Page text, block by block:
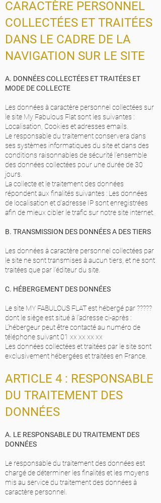
CARACTÈRE PERSONNEL
COLLECTÉES ET TRAITÉES
DANS LE CADRE DE LA
NAVIGATION SUR LE SITE
A. DONNÉES COLLECTÉES ET TRAITÉES ET
MODE DE COLLECTE
Les données à caractère personnel collectées sur
le site My Fabulous Flat sont les suivantes :
Localisation, Cookies et adresses emails.
Le responsable du traitement conservera dans
ses systèmes informatiques du site et dans des
conditions raisonnables de sécurité l’ensemble
des données collectées pour une durée de 30
jours.
La collecte et le traitement des données
répondent aux finalités suivantes : Les données
de localisation et d’adresse IP sont enregistrées
afin de mieux cibler le trafic sur notre site internet.
B. TRANSMISSION DES DONNÉES A DES TIERS
Les données à caractère personnel collectées par
le site ne sont transmises à aucun tiers, et ne sont
traitées que par l’éditeur du site.
C. HÉBERGEMENT DES DONNÉES
Le site MY FABULOUS FLAT est hébergé par ?????
dont le siège est situé à l’adresse ci-après :
L’hébergeur peut être contacté au numéro de
téléphone suivant 01 xx xx xx xx
Les données collectées et traitées par le site sont
exclusivement hébergées et traitées en France.
ARTICLE 4 : RESPONSABLE
DU TRAITEMENT DES
DONNÉES
A. LE RESPONSABLE DU TRAITEMENT DES
DONNÉES
Le responsable du traitement des données est
chargé de déterminer les finalités et les moyens
mis au service du traitement des données à
caractère personnel.